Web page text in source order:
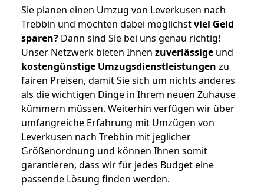
Sie planen einen Umzug von Leverkusen nach
Trebbin und möchten dabei möglichstviel Geld
sparen? Dann sind Sie bei uns genau richtig!
Unser Netzwerk bieten Ihnen zuverlässige und
kostengünstige Umzugsdienstleistungen zu
fairen Preisen, damit Sie sich um nichts anderes
als die wichtigen Dinge in Ihrem neuen Zuhause
kümmern müssen. Weiterhin verfügen wir über
umfangreiche Erfahrung mit Umzügen von
Leverkusen nach Trebbin mit jeglicher
Größenordnung und können Ihnen somit
garantieren, dass wir für jedes Budget eine
passende Lösung finden werden.